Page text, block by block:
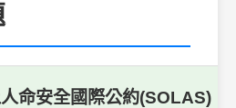
命安全國際公約(SOLAS)